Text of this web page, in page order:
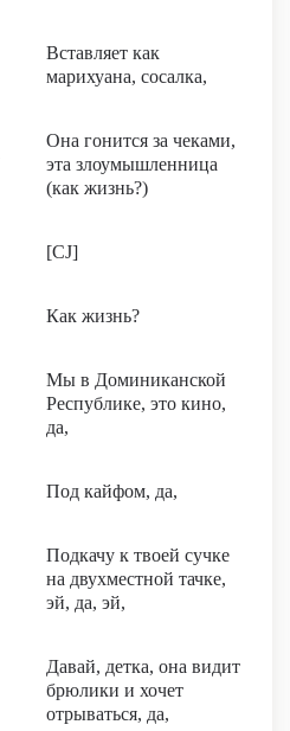
Вставляет как
марихуана, сосалка,
Она гонится за чеками,
эта злоумышленница
(как жизнь?)
[CJ]
Как жизнь?
Мы в Доминиканской
Республике, это кино,
да,
Под кайфом, да,
Подкачу к твоей сучке
на двухместной тачке,
эй, да, эй,
Давай, детка, она видит
брюлики и хочет
отрываться, да,